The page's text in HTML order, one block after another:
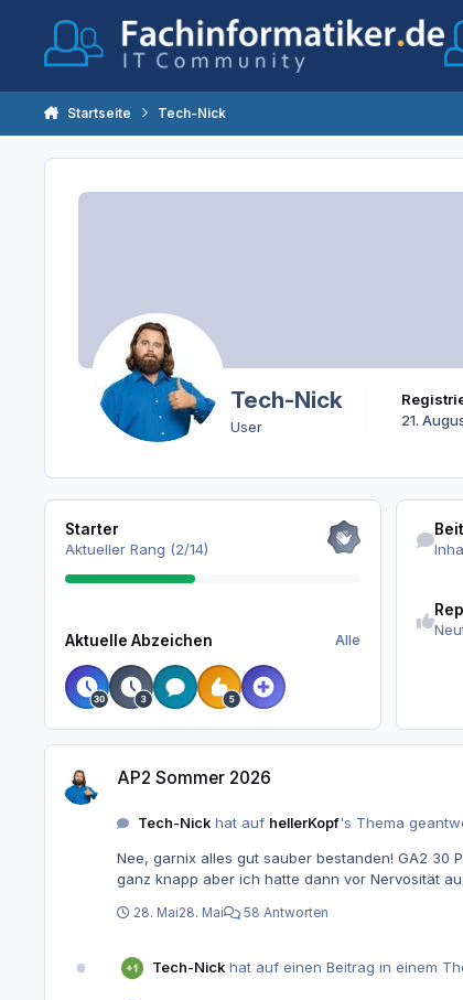
Startseite Tech-Nick
Tech-Nick
User
21.
Alle
Starter
Aktueller Rang (2/14)
Aktuelle Abzeichen
Alle
Inhalt
AP2 Sommer 2026
AP2 Sommer 2026
Tech-Nick hat auf hellerKopf's Thema
Nee, garnix alles gut sauber bestanden! GA2
28. Mai28. Mai 58 Antworten
Tech-Nick hat auf einen Beitrag in einem